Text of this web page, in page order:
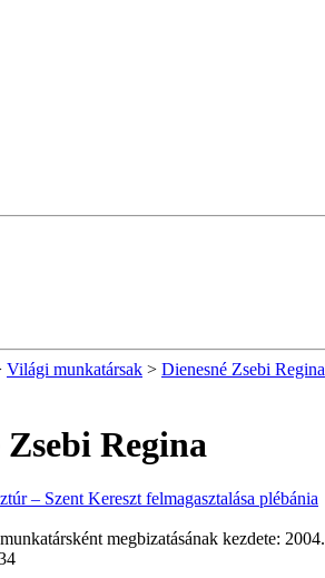
Világi munkatársak > Dienesné Zsebi Regina
Zsebi Regina
– Szent Kereszt felmagasztalása plébánia
megbizatásának kezdete: 2004.